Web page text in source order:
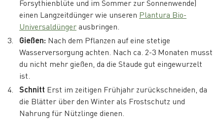
Forsythienblüte und im Sommer zur Sonnenwende)
einen Langzeitdünger wie unseren Plantura Bio-
Universaldüngerausbringen.
Gießen: Nach dem Pflanzen auf eine stetige
Wasserversorgung achten. Nach ca. 2-3 Monaten musst
du nicht mehr gießen, da die Staude gut eingewurzelt
ist.
Schnitt Erst im zeitigen Frühjahr zurückschneiden, da
die Blätter über den Winter als Frostschutz und
Nahrung für Nützlinge dienen.